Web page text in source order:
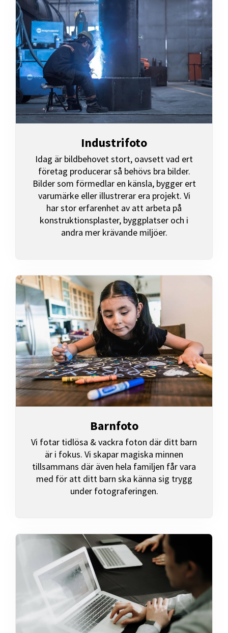
Industrifoto
Idag är bildbehovet stort, oavsett vad ert
företag producerar så behövs bra bilder.
Bilder som förmedlar en känsla, bygger ert
varumärke eller illustrerar era projekt. Vi
har stor erfarenhet av att arbeta på
konstruktionsplaster, byggplatser och i
andra mer krävande miljöer.
Barnfoto
Vi fotar tidlösa & vackra foton där ditt barn
är i fokus. Vi skapar magiska minnen
tillsammans där även hela familjen får vara
med för att ditt barn ska känna sig trygg
under fotograferingen.